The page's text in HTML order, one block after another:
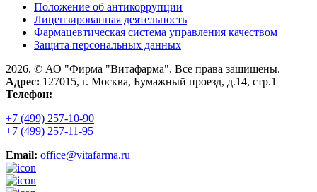
Положение об антикоррупции
Лицензированная деятельность
Фармацевтическая система управления качеством
Защита персональных данных
2026. © АО "Фирма "Витафарма". Все права защищены.
Адрес: 127015, г. Москва, Бумажный проезд, д.14, стр.1
Телефон:
+7 (499) 257-10-90
+7 (499) 257-11-95
Email: office@vitafarma.ru